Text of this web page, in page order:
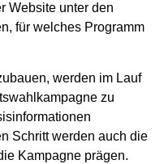
Website unter den
für welches Programm
werden im Lauf
zu
Schritt werden auch die
Kampagne prägen.